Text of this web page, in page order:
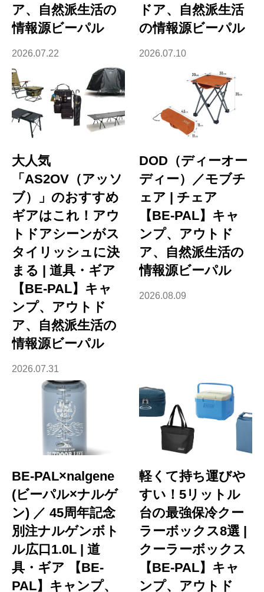
ア、自然派生活の
情報源ビーパル
2026.07.22
ドア、自然派生活
の情報源ビーパル
2026.07.10
大人気
「AS2OV（アッソ
ブ）」のおすすめ
ギアはこれ！アウ
トドアシーンがス
タイリッシュに決
まる | 道具・ギア
【BE-PAL】キャ
ンプ、アウトド
ア、自然派生活の
情報源ビーパル
2026.07.31
DOD（ディーオー
ディー）／モブチ
ェア | チェア
【BE-PAL】キャ
ンプ、アウトド
ア、自然派生活の
情報源ビーパル
2026.08.09
BE-PAL×nalgene
(ビーパル×ナルゲ
ン) ／ 45周年記念
別注ナルゲンボト
ル広口1.0L | 道
具・ギア 【BE-
PAL】キャンプ、
軽くて持ち運びや
すい！5リットル
台の最強保冷クー
ラーボックス8選 |
クーラーボックス
【BE-PAL】キャ
ンプ、アウトド